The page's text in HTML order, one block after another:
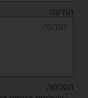
הודעה
הסכמה